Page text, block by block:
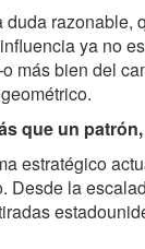
duda razonable,
ya no
más bien del
que un
estratégico
Desde la